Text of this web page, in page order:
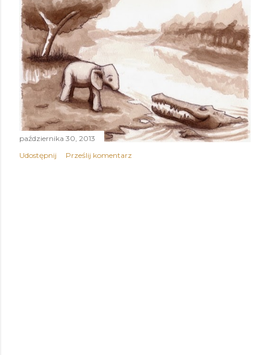
t
y
października 30, 2013
Udostępnij
Prześlij komentarz